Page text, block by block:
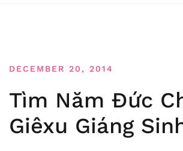
DECEMBER 20, 2014
Tìm Năm Đức
Giêxu Giáng